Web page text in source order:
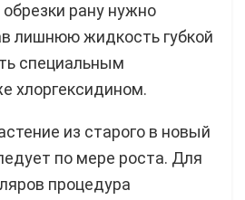
рану нужно
лишнюю жидкость губкой
специальным
хлоргексидином.
из старого в новый
по мере роста. Для
процедура